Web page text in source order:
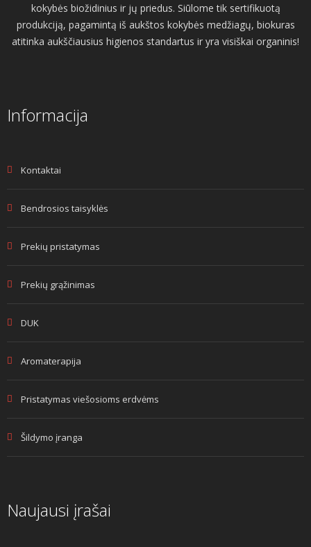
kokybės biožidinius ir jų priedus. Siūlome tik sertifikuotą
produkciją, pagamintą iš aukštos kokybės medžiagų, biokuras
atitinka aukščiausius higienos standartus ir yra visiškai organinis!
Informacija
Kontaktai
Bendrosios taisyklės
Prekių pristatymas
Prekių grąžinimas
DUK
Aromaterapija
Pristatymas viešosioms erdvėms
Šildymo įranga
Naujausi įrašai